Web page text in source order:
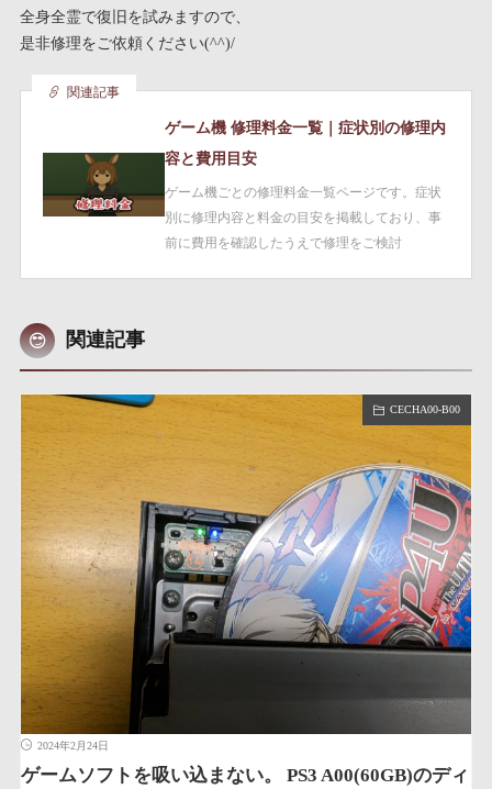
全身全霊で復旧を試みますので、
是非修理をご依頼ください(^^)/
関連記事
ゲーム機 修理料金一覧｜症状別の修理内
容と費用目安
ゲーム機ごとの修理料金一覧ページです。症状
別に修理内容と料金の目安を掲載しており、事
前に費用を確認したうえで修理をご検討
関連記事
CECHA00-B00
2024年2月24日
ゲームソフトを吸い込まない。 PS3 A00(60GB)のディ